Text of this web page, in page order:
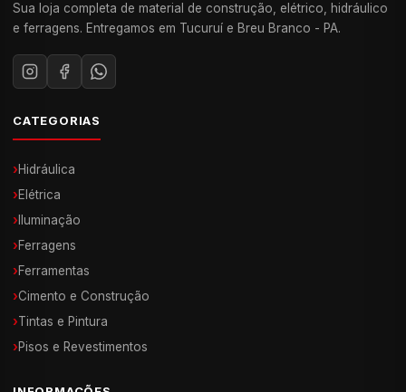
Sua loja completa de material de construção, elétrico, hidráulico
e ferragens. Entregamos em Tucuruí e Breu Branco - PA.
CATEGORIAS
›Hidráulica
›Elétrica
› Iluminação
›Ferragens
›Ferramentas
›Cimento e Construção
›Tintas e Pintura
›Pisos e Revestimentos